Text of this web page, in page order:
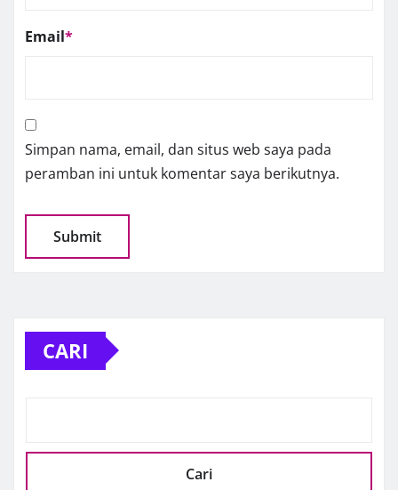
Email*
Simpan nama, email, dan situs web saya pada
peramban ini untuk komentar saya berikutnya.
CARI
Cari